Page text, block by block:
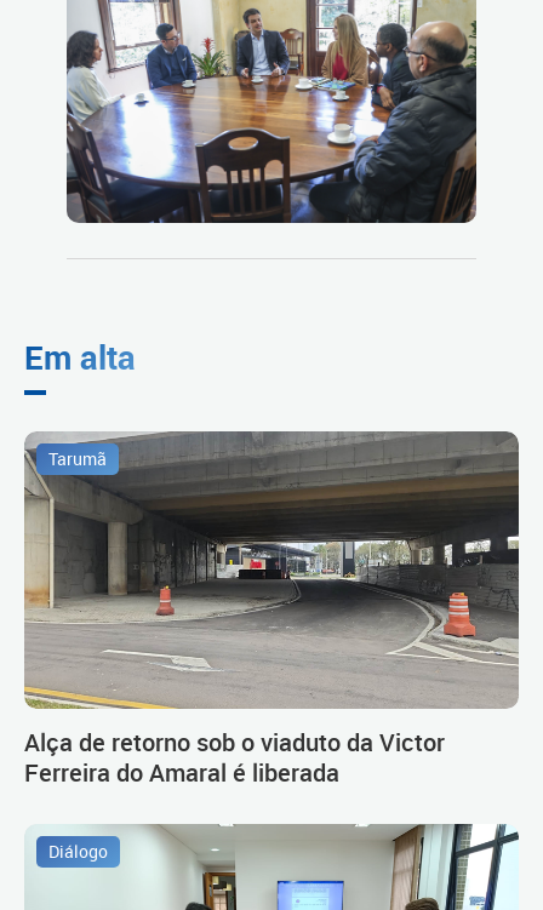
Em alta
Tarumã
Alça de retorno sob o viaduto da Victor
Ferreira do Amaral é liberada
Diálogo